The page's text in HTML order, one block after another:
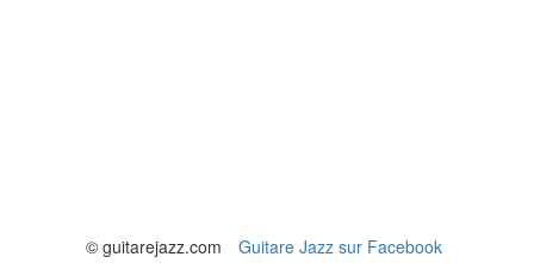
© guitarejazz.com Guitare Jazz sur Facebook